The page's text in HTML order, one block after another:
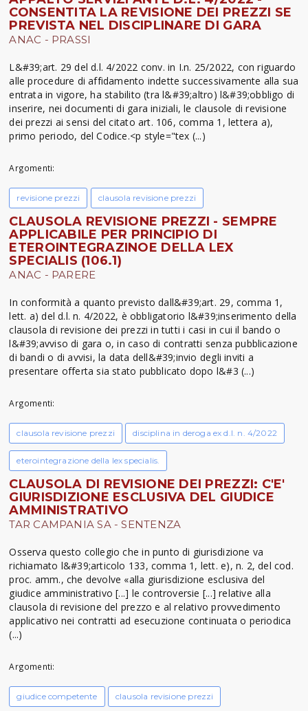
CONSENTITA LA REVISIONE DEI PREZZI SE
PREVISTA NEL DISCIPLINARE DI GARA
ANAC - PRASSI
L&#39;art. 29 del d.l. 4/2022 conv. in I.n. 25/2022, con riguardo
alle procedure di affidamento indette successivamente alla sua
entrata in vigore, ha stabilito (tra l&#39;altro) l&#39;obbligo di
inserire, nei documenti di gara iniziali, le clausole di revisione
dei prezzi ai sensi del citato art. 106, comma 1, lettera a),
primo periodo, del Codice.<p style="tex (...)
Argomenti:
revisione prezzi clausola revisione prezzi
CLAUSOLA REVISIONE PREZZI - SEMPRE
APPLICABILE PER PRINCIPIO DI
ETEROINTEGRAZINOE DELLA LEX
SPECIALIS (106.1)
ANAC - PARERE
In conformità a quanto previsto dall&#39;art. 29, comma 1,
lett. a) del d.l. n. 4/2022, è obbligatorio l&#39;inserimento della
clausola di revisione dei prezzi in tutti i casi in cui il bando o
l&#39;avviso di gara o, in caso di contratti senza pubblicazione
di bandi o di avvisi, la data dell&#39;invio degli inviti a
presentare offerta sia stato pubblicato dopo l&#3 (...)
Argomenti:
clausola revisione prezzi disciplina in deroga ex d.l. n. 4/2022
eterointegrazione della lex specialis.
CLAUSOLA DI REVISIONE DEI PREZZI: C'E'
GIURISDIZIONE ESCLUSIVA DEL GIUDICE
AMMINISTRATIVO
TAR CAMPANIA SA - SENTENZA
Osserva questo collegio che in punto di giurisdizione va
richiamato l&#39;articolo 133, comma 1, lett. e), n. 2, del cod.
proc. amm., che devolve «alla giurisdizione esclusiva del
giudice amministrativo [...] le controversie [...] relative alla
clausola di revisione del prezzo e al relativo provvedimento
applicativo nei contratti ad esecuzione continuata o periodica
(...)
Argomenti:
giudice competente clausola revisione prezzi